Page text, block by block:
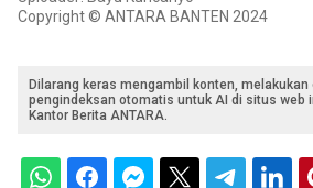
Copyright © ANTARA BANTEN 2024
Dilarang keras mengambil konten, melakukan
pengindeksan otomatis untuk AI di situs web
Kantor Berita ANTARA.